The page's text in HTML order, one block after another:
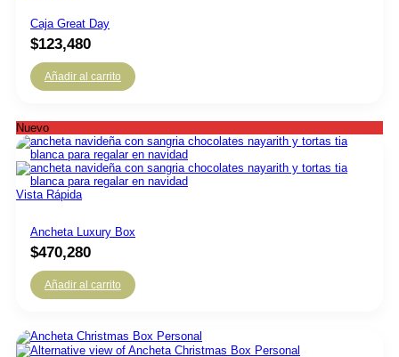
Caja Great Day
$123,480
Añadir al carrito
Nuevo
Vista Rápida
Ancheta Luxury Box
$470,280
Añadir al carrito